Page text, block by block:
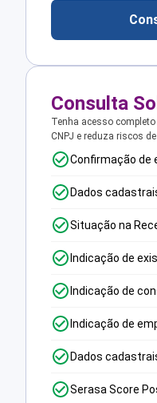
Consulta
Tenha acesso
CNPJ e reduza riscos
Confirmação de
Dados
Situação na
Indicação de
Indicação de
Indicação de
Dados
Serasa Score